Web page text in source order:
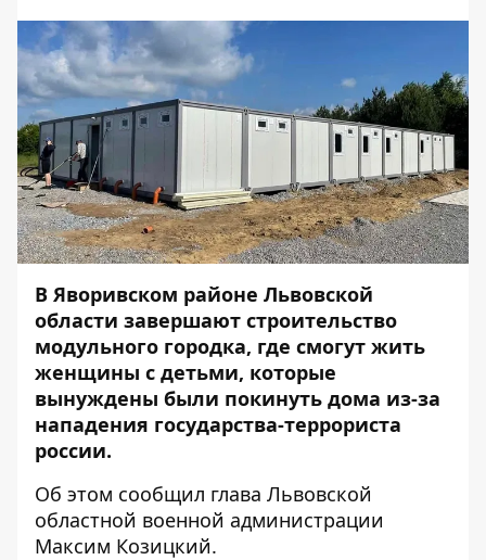
В Яворивском районе Львовской
области завершают строительство
модульного городка, где смогут жить
женщины с детьми, которые
вынуждены были покинуть дома из-за
нападения государства-террориста
россии.
Об этом сообщил глава Львовской
областной военной администрации
Максим Козицкий.